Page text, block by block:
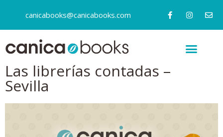
canicabooks@canicabooks.com
Las librerías contadas –
Sevilla